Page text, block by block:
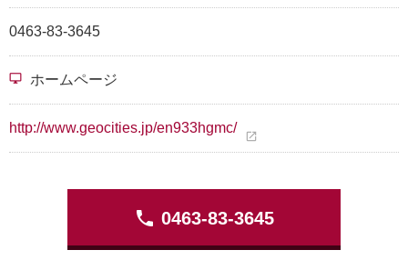
0463-83-3645
desktop_windows ホームページ
http://www.geocities.jp/en933hgmc/
open_in_new
phone 0463-83-3645